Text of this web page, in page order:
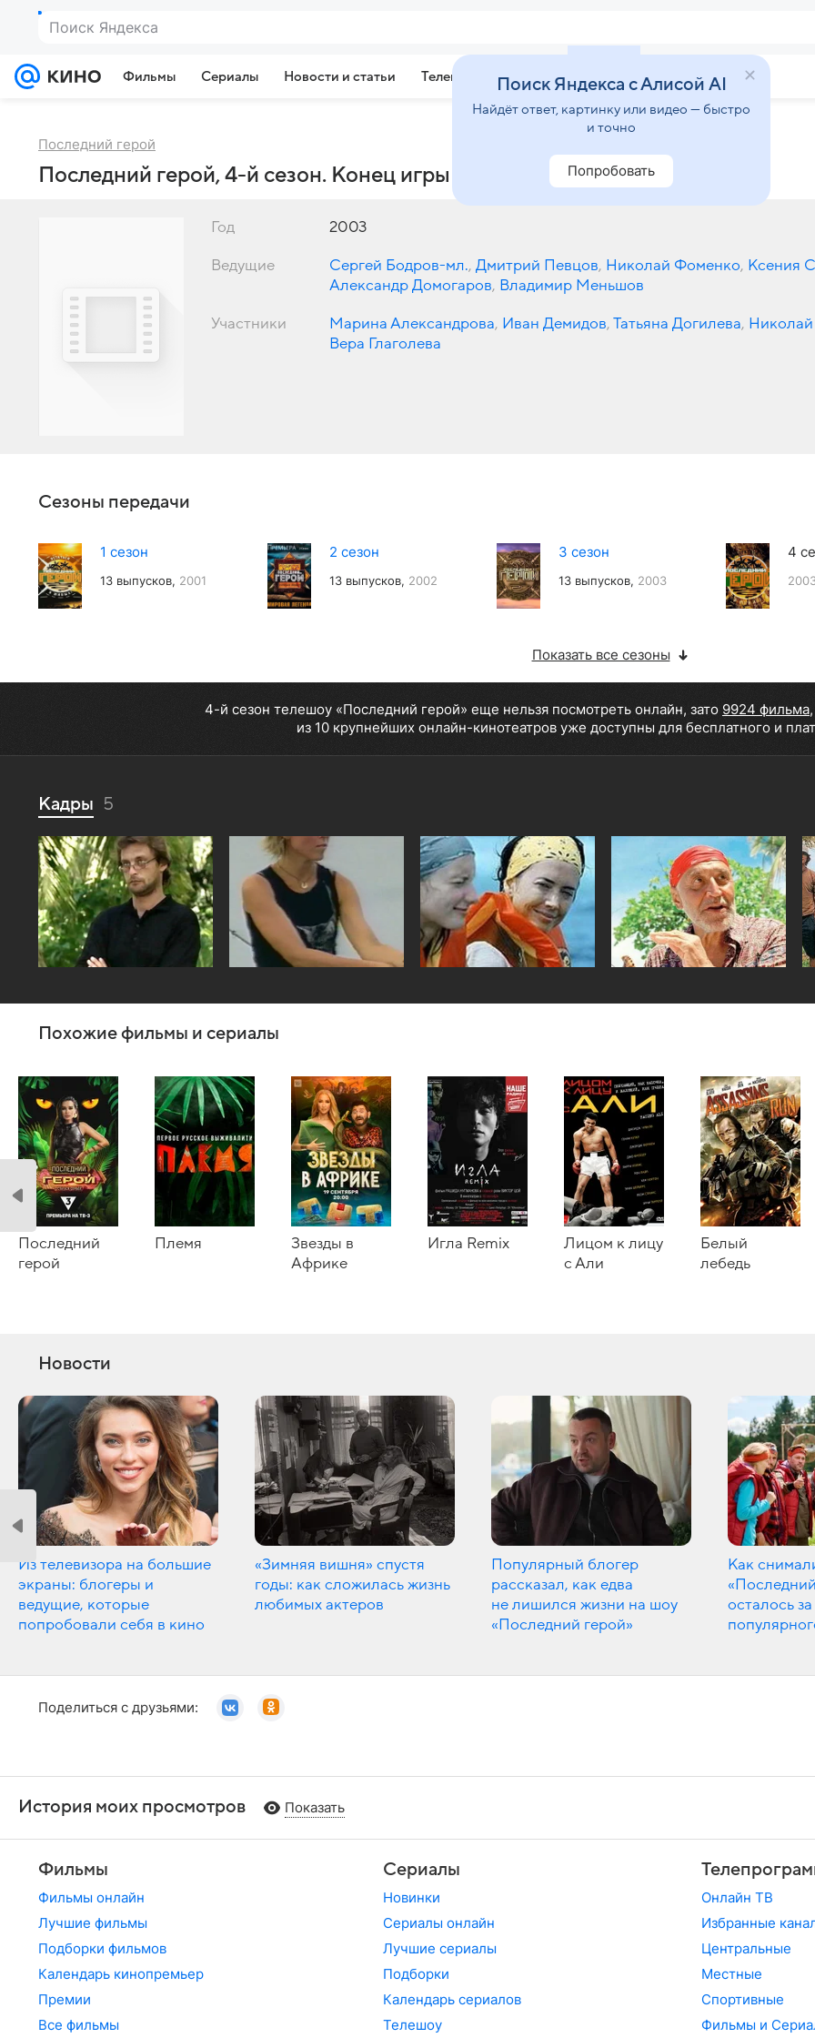
Поиск Яндекса
Фильмы Сериалы Новости и статьи Телепрограмма Звезды
Последний герой
Последний герой, 4-й сезон. Конец игры
Год 2003
Ведущие Сергей Бодров-мл., Дмитрий Певцов, Николай Фоменко, Ксения
Александр Домогаров, Владимир Меньшов
Участники Марина Александрова, Иван Демидов, Татьяна Догилева,
Вера Глаголева
Сезоны передачи
1 сезон
13 выпусков, 2001
2 сезон
13 выпусков, 2002
3 сезон
13 выпусков, 2003
4
Показать все сезоны
4-й сезон телешоу «Последний герой» еще нельзя посмотреть онлайн, зато 9924 фильма,
из 10 крупнейших онлайн-кинотеатров уже доступны для бесплатного и
Кадры 5
Похожие фильмы и сериалы
Последний
герой
Племя
Звезды в
Африке
Игла Remix
Лицом к лицу
с Али
Белый
лебедь
Новости
Из телевизора на большие
экраны: блогеры и
ведущие, которые
попробовали себя в кино
«Зимняя вишня» спустя
годы: как сложилась жизнь
любимых актеров
Популярный блогер
рассказал, как едва
не лишился жизни на шоу
«Последний герой»
Как
осталось
Поделиться с друзьями:
История моих просмотров Показать
Фильмы
Фильмы онлайн
Лучшие фильмы
Подборки фильмов
Календарь кинопремьер
Премии
Все фильмы
Сериалы
Новинки
Сериалы онлайн
Лучшие сериалы
Подборки
Календарь сериалов
Телешоу
Онлайн ТВ
Избранные
Центральные
Местные
Спортивные
Фильмы и
Поиск Яндекса с Алисой AI
Найдёт ответ, картинку или видео — быстро
и точно
Попробовать